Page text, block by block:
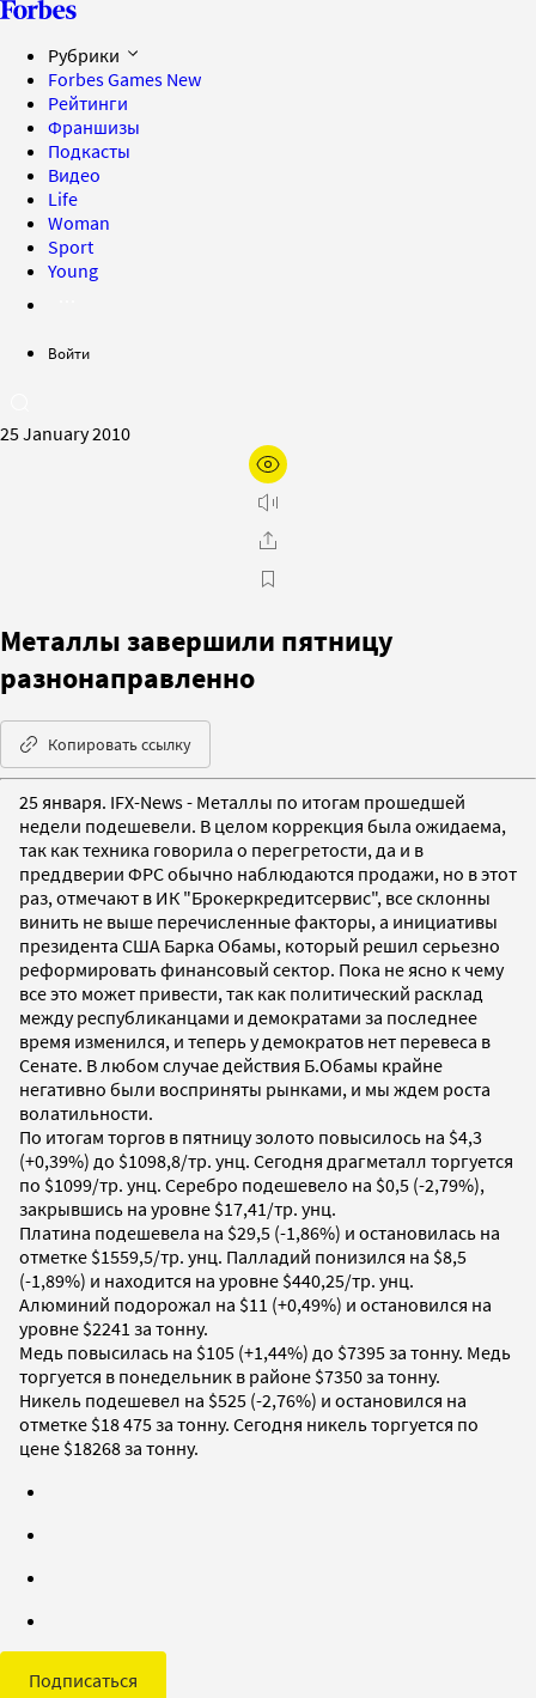
Рубрики
Forbes Games New
Рейтинги
Франшизы
Подкасты
Видео
Life
Woman
Sport
Young
Войти
25 January 2010
Металлы завершили пятницу
разнонаправленно
Копировать ссылку
25 января. IFX-News - Металлы по итогам прошедшей
недели подешевели. В целом коррекция была ожидаема,
так как техника говорила о перегретости, да и в
преддверии ФРС обычно наблюдаются продажи, но в этот
раз, отмечают в ИК "Брокеркредитсервис", все склонны
винить не выше перечисленные факторы, а инициативы
президента США Барка Обамы, который решил серьезно
реформировать финансовый сектор. Пока не ясно к чему
все это может привести, так как политический расклад
между республиканцами и демократами за последнее
время изменился, и теперь у демократов нет перевеса в
Сенате. В любом случае действия Б.Обамы крайне
негативно были восприняты рынками, и мы ждем роста
волатильности.
По итогам торгов в пятницу золото повысилось на $4,3
(+0,39%) до $1098,8/тр. унц. Сегодня драгметалл торгуется
по $1099/тр. унц. Серебро подешевело на $0,5 (-2,79%),
закрывшись на уровне $17,41/тр. унц.
Платина подешевела на $29,5 (-1,86%) и остановилась на
отметке $1559,5/тр. унц. Палладий понизился на $8,5
(-1,89%) и находится на уровне $440,25/тр. унц.
Алюминий подорожал на $11 (+0,49%) и остановился на
уровне $2241 за тонну.
Медь повысилась на $105 (+1,44%) до $7395 за тонну. Медь
торгуется в понедельник в районе $7350 за тонну.
Никель подешевел на $525 (-2,76%) и остановился на
отметке $18 475 за тонну. Сегодня никель торгуется по
цене $18268 за тонну.
Подписаться